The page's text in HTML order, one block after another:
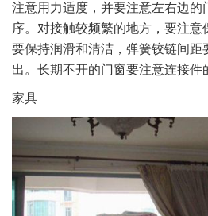
注意用力适度，并要注意左右边的
序。对接触较频繁的地方，要注
要保持润滑和清洁，弹簧铰链间距
出。长期不开的门窗要注意连接件
家具